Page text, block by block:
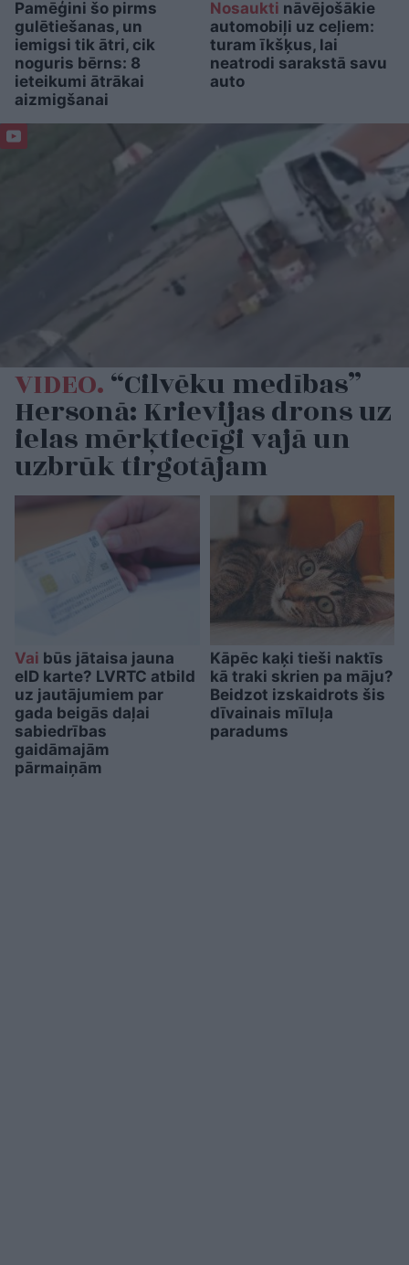
Pamēģini šo pirms
gulētiešanas, un
iemigsi tik ātri, cik
noguris bērns: 8
ieteikumi ātrākai
aizmigšanai
Nosaukti nāvējošākie
automobiļi uz ceļiem:
turam īkšķus, lai
neatrodi sarakstā savu
auto
VIDEO.“Cilvēku medības”
Hersonā: Krievijas drons uz
ielas mērķtiecīgi vajā un
uzbrūk tirgotājam
Vai būs jātaisa jauna
eID karte? LVRTC atbild
uz jautājumiem par
gada beigās daļai
sabiedrības
gaidāmajām
pārmaiņām
Kāpēc kaķi tieši naktīs
kā traki skrien pa māju?
Beidzot izskaidrots šis
dīvainais mīluļa
paradums